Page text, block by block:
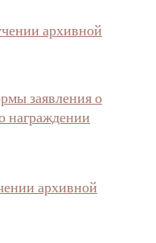
архивной
заявления о
награждении
архивной